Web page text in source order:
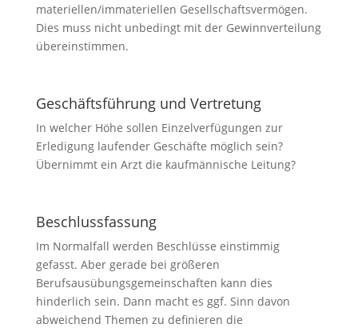
materiellen/immateriellen Gesellschaftsvermögen.
Dies muss nicht unbedingt mit der Gewinnverteilung
übereinstimmen.
Geschäftsführung und Vertretung
In welcher Höhe sollen Einzelverfügungen zur
Erledigung laufender Geschäfte möglich sein?
Übernimmt ein Arzt die kaufmännische Leitung?
Beschlussfassung
Im Normalfall werden Beschlüsse einstimmig
gefasst. Aber gerade bei größeren
Berufsausübungsgemeinschaften kann dies
hinderlich sein. Dann macht es ggf. Sinn davon
abweichend Themen zu definieren die